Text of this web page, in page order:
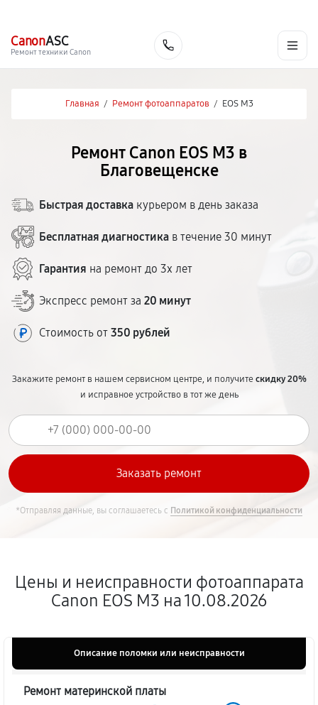
CanonASC
Ремонт техники Canon
Главная / Ремонт фотоаппаратов / EOS M3
Ремонт Canon EOS M3 в
Благовещенске
Быстрая доставка курьером в день заказа
Бесплатная диагностика в течение 30 минут
Гарантия на ремонт до 3х лет
Экспресс ремонт за 20 минут
Стоимость от 350 рублей
Закажите ремонт в нашем сервисном центре, и получитескидку 20%
и исправное устройство в тот же день
*Отправляя данные, вы соглашаетесь с Политикой конфиденциальности
Цены и неисправности фотоаппарата
Canon EOS M3 на 10.08.2026
Описание поломки или неисправности
Ремонт материнской платы